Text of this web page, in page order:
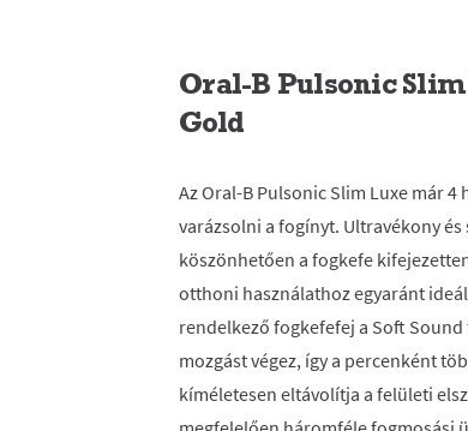
Oral-B Pulsonic Slim
Gold
Az Oral-B Pulsonic Slim Luxe már 4
varázsolni a fogínyt. Ultravékony
köszönhetően a fogkefe
otthoni használathoz egyaránt
rendelkező fogkefefej a Soft
mozgást végez, így a percenként
kíméletesen eltávolítja a felületi